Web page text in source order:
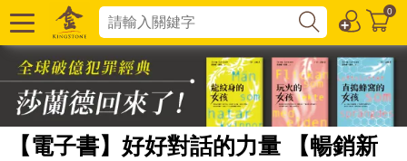
0
【電子書】好好對話的力量 【暢銷新